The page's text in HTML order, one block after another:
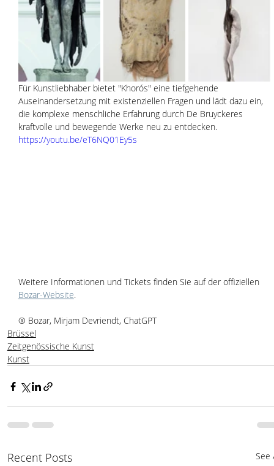
Für Kunstliebhaber bietet "Khorós" eine tiefgehende
Auseinandersetzung mit existenziellen Fragen und lädt dazu ein,
die komplexe menschliche Erfahrung durch De Bruyckeres
kraftvolle und bewegende Werke neu zu entdecken.
https://youtu.be/eT6NQ01Ey5s
Weitere Informationen und Tickets finden Sie auf der offiziellen
Bozar-Website.
® Bozar, Mirjam Devriendt, ChatGPT
Brüssel
Zeitgenössische Kunst
Kunst
Recent Posts See